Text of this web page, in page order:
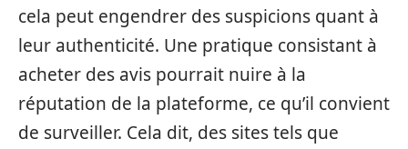
cela peut engendrer des suspicions quant à
leur authenticité. Une pratique consistant à
acheter des avis pourrait nuire à la
réputation de la plateforme, ce qu’il convient
de surveiller. Cela dit, des sites tels que